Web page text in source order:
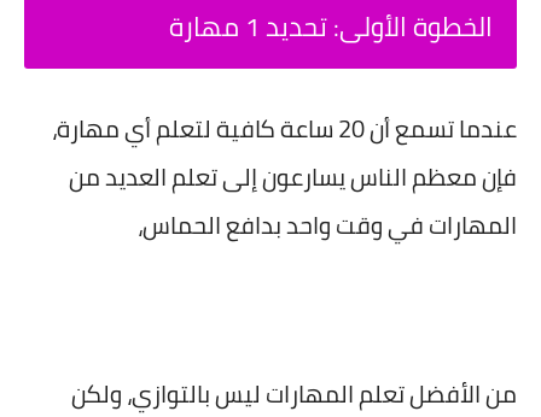
الخطوة الأولى: تحديد 1 مهارة
عندما تسمع أن 20 ساعة كافية لتعلم أي مهارة،
فإن معظم الناس يسارعون إلى تعلم العديد من
المهارات في وقت واحد بدافع الحماس،
من الأفضل تعلم المهارات ليس بالتوازي، ولكن